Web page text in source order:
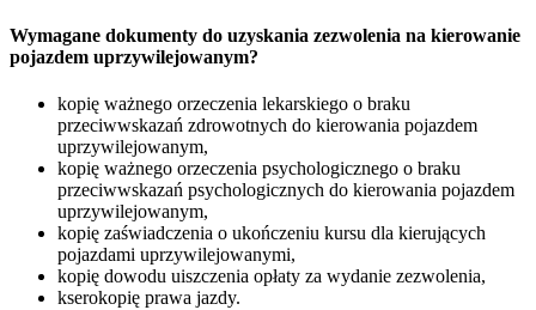
Wymagane dokumenty do uzyskania zezwolenia na kierowanie
pojazdem uprzywilejowanym?
kopię ważnego orzeczenia lekarskiego o braku
przeciwwskazań zdrowotnych do kierowania pojazdem
uprzywilejowanym,
kopię ważnego orzeczenia psychologicznego o braku
przeciwwskazań psychologicznych do kierowania pojazdem
uprzywilejowanym,
kopię zaświadczenia o ukończeniu kursu dla kierujących
pojazdami uprzywilejowanymi,
kopię dowodu uiszczenia opłaty za wydanie zezwolenia,
kserokopię prawa jazdy.